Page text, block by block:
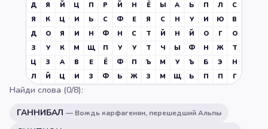
Д
Я Й Ц П Р Й Н Ё Ы А Ь П Л
С
Я
К Ц И Ь С Ф Е Я С Н У И Ю
В
Д
О Я И Н Ф Н С Т Й Н Й О Г
О
З
У К М Щ П У У Т Ч Ы Ф Н Ж
Т
Ц
З А В Е Ё Ф П Ъ М У Ъ Б Э
Н
Л
Й Ц И З Ф Ь Ж З М Щ Ь П П Г
Найди слова (0/8):
ГАННИБАЛ — Вождь карфагенян, перешедший Альпы